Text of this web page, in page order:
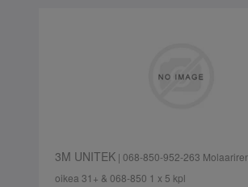
3M UNITEK| 068-850-952-263
oikea 31+ & 068-850 1 x 5 kpl